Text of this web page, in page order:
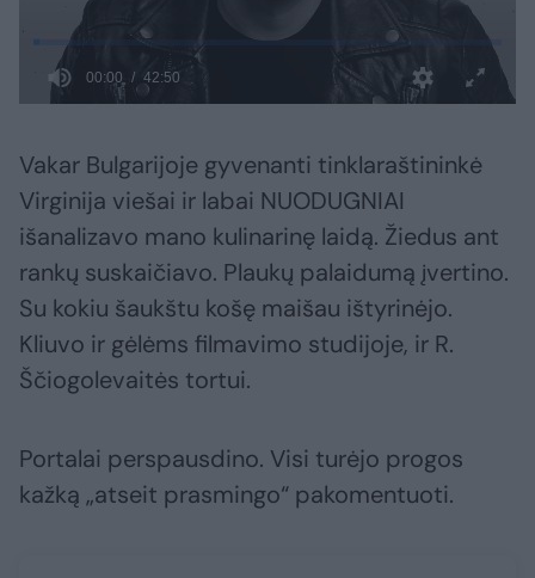
Vakar Bulgarijoje gyvenanti tinklaraštininkė
Virginija viešai ir labai NUODUGNIAI
išanalizavo mano kulinarinę laidą. Žiedus ant
rankų suskaičiavo. Plaukų palaidumą įvertino.
Su kokiu šaukštu košę maišau ištyrinėjo.
Kliuvo ir gėlėms filmavimo studijoje, ir R.
Ščiogolevaitės tortui.
Portalai perspausdino. Visi turėjo progos
kažką „atseit prasmingo“ pakomentuoti.